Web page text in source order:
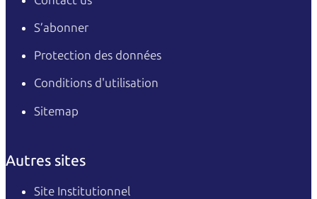
S’abonner
Protection des données
Conditions d'utilisation
Sitemap
Autres sites
Site Institutionnel